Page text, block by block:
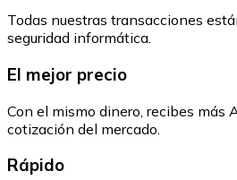
Todas nuestras transacciones
seguridad informática.
El mejor precio
Con el mismo dinero, recibes más
cotización del mercado.
Rápido